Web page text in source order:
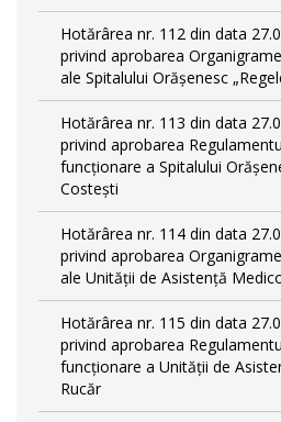
Hotărârea nr. 112 din data
privind aprobarea
ale Spitalului Orășenesc
Hotărârea nr. 113 din data
privind aprobarea
funcționare a Spitalului
Costești
Hotărârea nr. 114 din data
privind aprobarea
ale Unității de Asistență
Hotărârea nr. 115 din data
privind aprobarea
funcționare a Unității de
Rucăr